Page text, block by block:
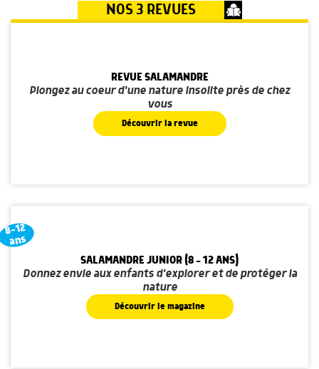
NOS 3 REVUES
REVUE SALAMANDRE
Plongez au coeur d'une nature insolite près de chez
vous
Découvrir la revue
8-12
ans
SALAMANDRE JUNIOR (8 - 12 ANS)
Donnez envie aux enfants d'explorer et de protéger la
nature
Découvrir le magazine